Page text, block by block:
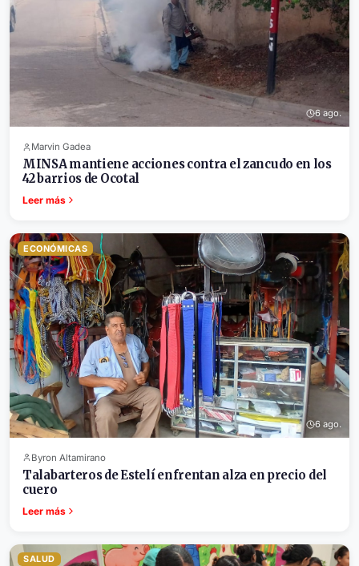
6 ago.
Marvin Gadea
MINSA mantiene acciones contra el zancudo en los
42 barrios de Ocotal
Leer más
ECONÓMICAS
6 ago.
Byron Altamirano
Talabarteros de Estelí enfrentan alza en precio del
cuero
Leer más
SALUD